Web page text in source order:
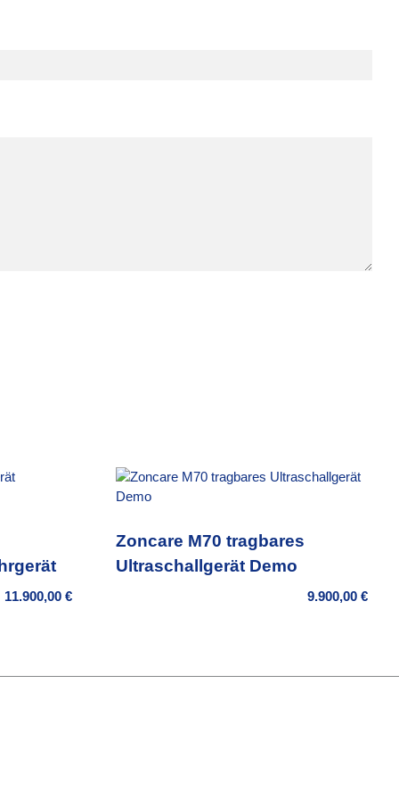
11.900,00 €
Zoncare M70 tragbares
Ultraschallgerät Demo
9.900,00 €